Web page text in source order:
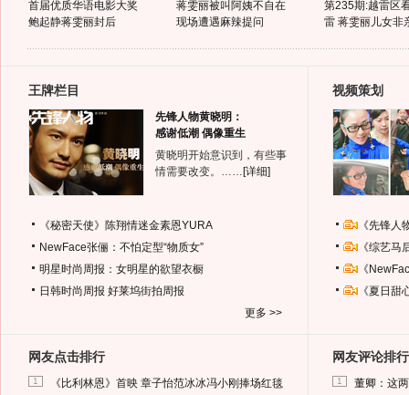
首届优质华语电影大奖
鲍起静蒋雯丽封后
蒋雯丽被叫阿姨不自在
现场遭遇麻辣提问
第235期:越雷区
雷 蒋雯丽儿女非
王牌栏目
先锋人物黄晓明：
感谢低潮 偶像重生
黄晓明开始意识到，有些事
情需要改变。…… [详细]
《秘密天使》陈翔情迷金素恩YURA
NewFace张俪：不怕定型“物质女”
明星时尚周报：女明星的欲望衣橱
日韩时尚周报 好莱坞街拍周报
更多 >>
视频策划
《先锋
《综艺
《
《夏日
网友点击排行
1 《比利林恩》首映 章子怡范冰冰冯小刚捧场红毯
网友评论排行
1 董卿：这